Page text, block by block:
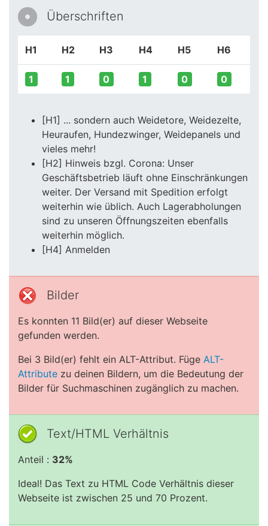
Überschriften
H1 H2 H3 H4 H5 H6
1 1 0 1 0 0
[H1] ... sondern auch Weidetore, Weidezelte,
Heuraufen, Hundezwinger, Weidepanels und
vieles mehr!
[H2] Hinweis bzgl. Corona: Unser
Geschäftsbetrieb läuft ohne Einschränkungen
weiter. Der Versand mit Spedition erfolgt
weiterhin wie üblich. Auch Lagerabholungen
sind zu unseren Öffnungszeiten ebenfalls
weiterhin möglich.
[H4] Anmelden
Bilder
Es konnten 11 Bild(er) auf dieser Webseite
gefunden werden.
Bei 3 Bild(er) fehlt ein ALT-Attribut. Füge ALT-
Attribute zu deinen Bildern, um die Bedeutung der
Bilder für Suchmaschinen zugänglich zu machen.
Text/HTML Verhältnis
Anteil : 32%
Ideal! Das Text zu HTML Code Verhältnis dieser
Webseite ist zwischen 25 und 70 Prozent.